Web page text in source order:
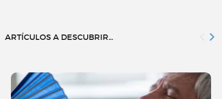
ARTÍCULOS A DESCUBRIR...